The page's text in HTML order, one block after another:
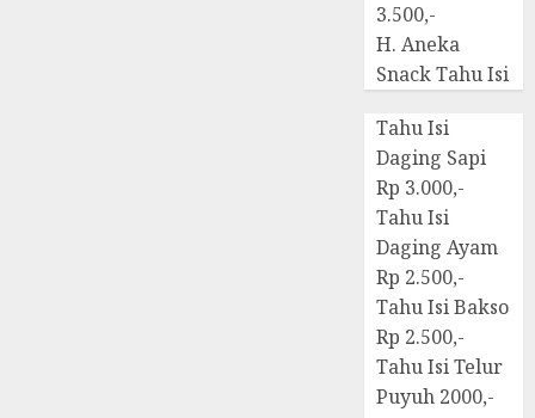
3.500,-
H. Aneka
Snack Tahu Isi
Tahu Isi
Daging Sapi
Rp 3.000,-
Tahu Isi
Daging Ayam
Rp 2.500,-
Tahu Isi Bakso
Rp 2.500,-
Tahu Isi Telur
Puyuh 2000,-